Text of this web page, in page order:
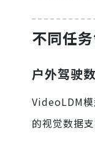
不同任
户外驾驶
VideoLDM模
的视觉数据支